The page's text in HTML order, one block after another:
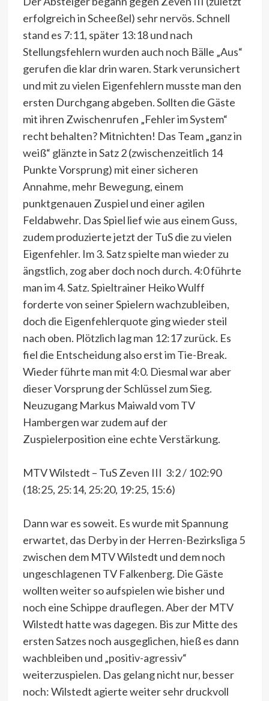
erfolgreich in Scheeßel) sehr nervös. Schnell
stand es 7:11, später 13:18 und nach
Stellungsfehlern wurden auch noch Bälle „Aus“
gerufen die klar drin waren. Stark verunsichert
und mit zu vielen Eigenfehlern musste man den
ersten Durchgang abgeben. Sollten die Gäste
mit ihren Zwischenrufen „Fehler im System“
recht behalten? Mitnichten! Das Team „ganz in
weiß“ glänzte in Satz 2 (zwischenzeitlich 14
Punkte Vorsprung) mit einer sicheren
Annahme, mehr Bewegung, einem
punktgenauen Zuspiel und einer agilen
Feldabwehr. Das Spiel lief wie aus einem Guss,
zudem produzierte jetzt der TuS die zu vielen
Eigenfehler. Im 3. Satz spielte man wieder zu
ängstlich, zog aber doch noch durch. 4:0 führte
man im 4. Satz. Spieltrainer Heiko Wulff
forderte von seiner Spielern wachzubleiben,
doch die Eigenfehlerquote ging wieder steil
nach oben. Plötzlich lag man 12:17 zurück. Es
fiel die Entscheidung also erst im Tie-Break.
Wieder führte man mit 4:0. Diesmal war aber
dieser Vorsprung der Schlüssel zum Sieg.
Neuzugang Markus Maiwald vom TV
Hambergen war zudem auf der
Zuspielerposition eine echte Verstärkung.
MTV Wilstedt – TuS Zeven III 3:2 / 102:90
(18:25, 25:14, 25:20, 19:25, 15:6)
Dann war es soweit. Es wurde mit Spannung
erwartet, das Derby in der Herren-Bezirksliga 5
zwischen dem MTV Wilstedt und dem noch
ungeschlagenen TV Falkenberg. Die Gäste
wollten weiter so aufspielen wie bisher und
noch eine Schippe drauflegen. Aber der MTV
Wilstedt hatte was dagegen. Bis zur Mitte des
ersten Satzes noch ausgeglichen, hieß es dann
wachbleiben und „positiv-agressiv“
weiterzuspielen. Das gelang nicht nur, besser
noch: Wilstedt agierte weiter sehr druckvoll